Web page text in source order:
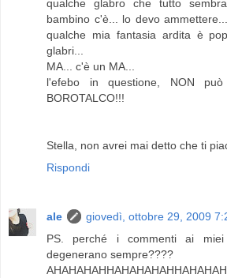
qualche glabro che tutto
bambino c'è... lo devo
qualche mia fantasia ardita è
glabri...
MA... c'è un MA...
l'efebo in questione, NON può
BOROTALCO!!!
Stella, non avrei mai detto che ti
Rispondi
ale
giovedì, ottobre 29, 2009
PS. perché i commenti ai
degenerano sempre????